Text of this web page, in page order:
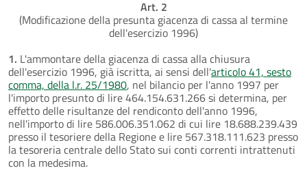
Art. 2
(Modificazione della presunta giacenza di cassa al termine
dell'esercizio 1996)
1. L'ammontare della giacenza di cassa alla chiusura
dell'esercizio 1996, già iscritta, ai sensi dell'articolo 41, sesto
comma, della l.r. 25/1980, nel bilancio per l'anno 1997 per
l'importo presunto di lire 464.154.631.266 si determina, per
effetto delle risultanze del rendiconto dell'anno 1996,
nell'importo di lire 586.006.351.062 di cui lire 18.688.239.439
presso il tesoriere della Regione e lire 567.318.111.623 presso
la tesoreria centrale dello Stato sui conti correnti intrattenuti
con la medesima.